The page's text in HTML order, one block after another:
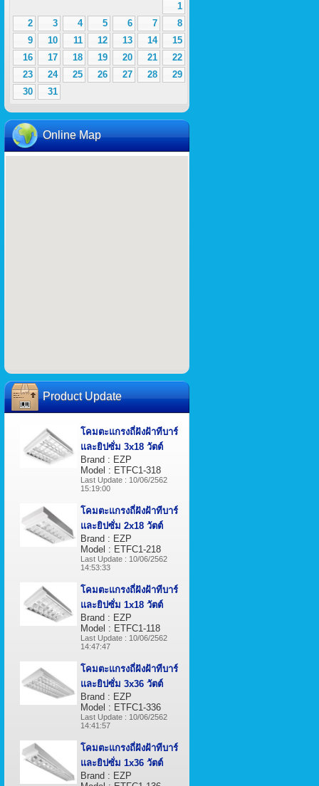
1
2
3 4 5 6 7
8
9
10 11 12 13 14
15
16
17 18 19 20 21
22
23
24 25 26 27 28
29
30
31
Online Map
Product Update
โคมตะแกรงถี่ฝังฝ้าทีบาร์
และยิปซั่ม 3x18 วัตต์
Brand : EZP
Model : ETFC1-318
Last Update : 10/06/2562
15:19:00
โคมตะแกรงถี่ฝังฝ้าทีบาร์
และยิปซั่ม 2x18 วัตต์
Brand : EZP
Model : ETFC1-218
Last Update : 10/06/2562
14:53:33
โคมตะแกรงถี่ฝังฝ้าทีบาร์
และยิปซั่ม 1x18 วัตต์
Brand : EZP
Model : ETFC1-118
Last Update : 10/06/2562
14:47:47
โคมตะแกรงถี่ฝังฝ้าทีบาร์
และยิปซั่ม 3x36 วัตต์
Brand : EZP
Model : ETFC1-336
Last Update : 10/06/2562
14:41:57
โคมตะแกรงถี่ฝังฝ้าทีบาร์
และยิปซั่ม 1x36 วัตต์
Brand : EZP